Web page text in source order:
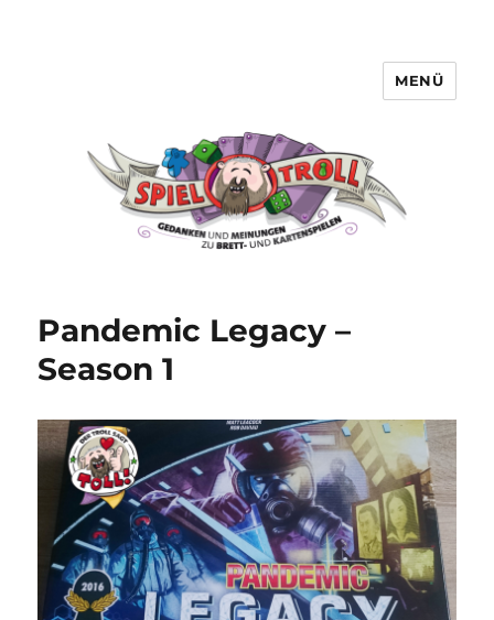
MENÜ
Pandemic Legacy –
Season 1